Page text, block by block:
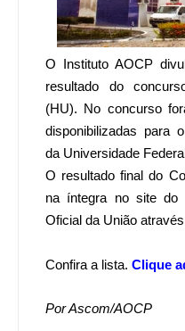
O Instituto AOCP
resultado do
(HU). No concurso
disponibilizadas para
da Universidade
O resultado final do
na íntegra no site do
Oficial da União
Confira a lista. Clique
Por Ascom/AOCP